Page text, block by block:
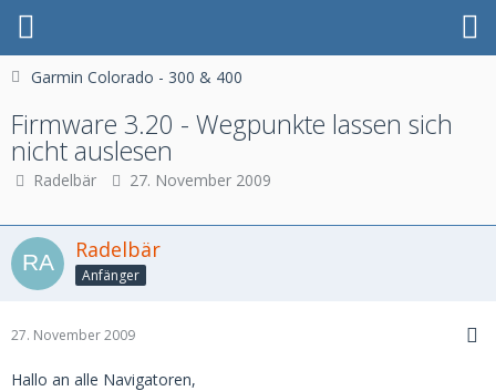
Garmin Colorado - 300 & 400
Firmware 3.20 - Wegpunkte lassen sich
nicht auslesen
Radelbär 27. November 2009
Radelbär
Anfänger
27. November 2009
Hallo an alle Navigatoren,